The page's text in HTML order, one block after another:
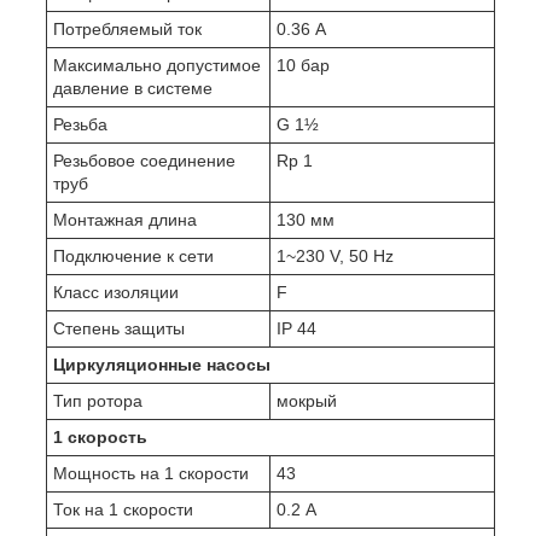
Потребляемый ток
0.36 А
Максимально допустимое
давление в системе
10 бар
Резьба
G 1½
Резьбовое соединение
труб
Rp 1
Монтажная длина
130 мм
Подключение к сети
1~230 V, 50 Hz
Класс изоляции
F
Степень защиты
IP 44
Циркуляционные насосы
Тип ротора
мокрый
1 скорость
Мощность на 1 скорости
43
Ток на 1 скорости
0.2 А